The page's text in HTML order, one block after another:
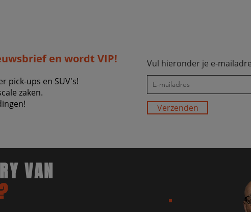
en wordt VIP!
pick-ups en SUV's!
zaken.
Vul hieronder je e-
Verzenden
VAN